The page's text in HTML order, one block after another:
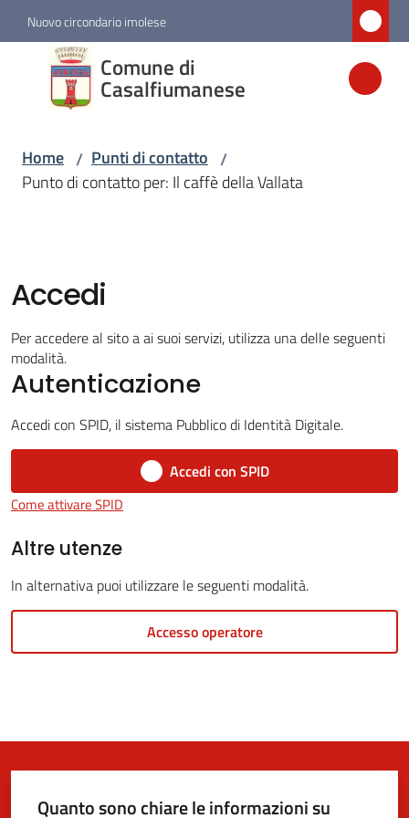
Vai al contenuto
Vai alla navigazione
Vai al footer
Nuovo circondario imolese
Comune di
Casalfiumanese
Comune di
Casalfiumanese
Amministrazione
Casalfiumanese
on-
gli
Home / Punti di contatto /
Punto di contatto per: Il caffè della Vallata
Accedi
Per accedere al sito a ai suoi servizi, utilizza una delle seguenti
modalità.
Autenticazione
Accedi con SPID, il sistema Pubblico di Identità Digitale.
Accedi con SPID
Come attivare SPID
Altre utenze
In alternativa puoi utilizzare le seguenti modalità.
Accesso operatore
Quanto sono chiare le informazioni su